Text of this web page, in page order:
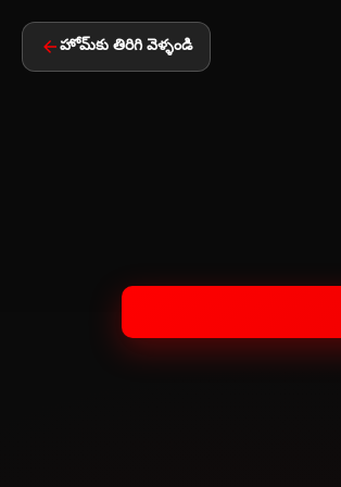
హోమ్‌కు తిరిగి వెళ్ళండి